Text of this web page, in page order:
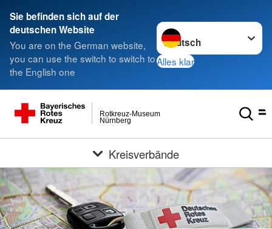
Sie befinden sich auf der
deutschen Website
You are on the German website,
you can use the switch to switch to
the English one
Sprache wechseln zu
Alles klar
Nürnberg
Rotkreuz-Museum
Kreisverbände